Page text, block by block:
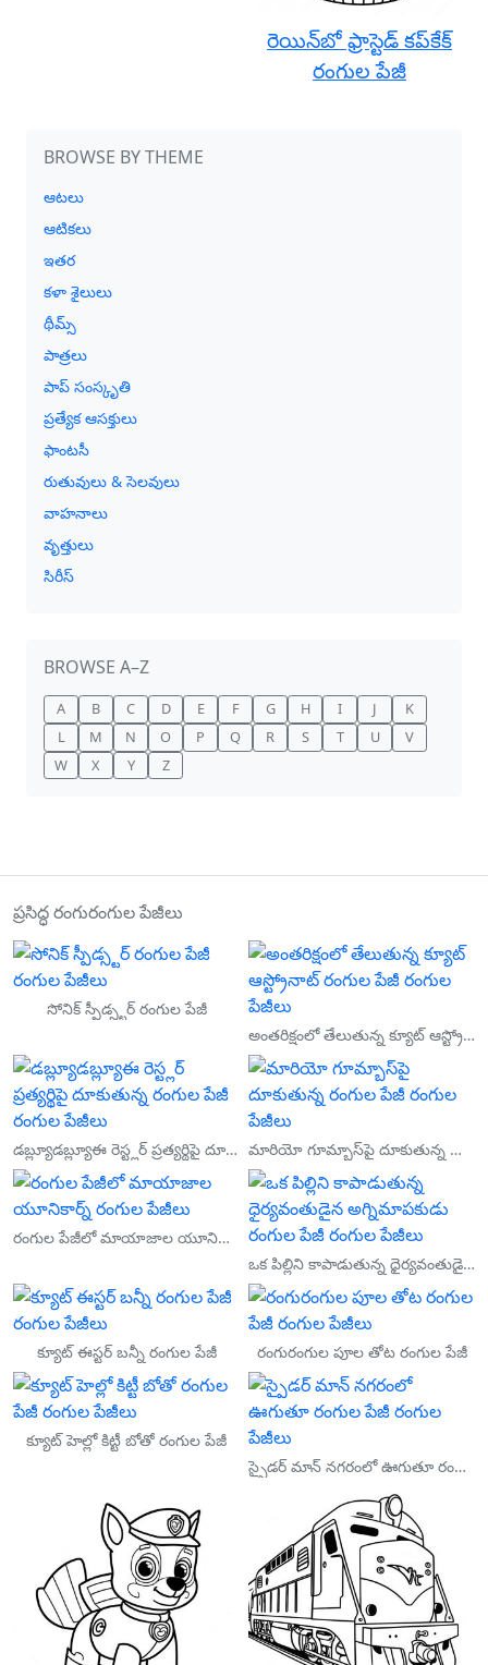
రెయిన్‌బో ఫ్రాస్టెడ్ కప్‌కేక్
రంగుల పేజీ
BROWSE BY THEME
ఆటలు
ఆటికలు
ఇతర
కళా శైలులు
థీమ్స్
పాత్రలు
పాప్ సంస్కృతి
ప్రత్యేక ఆసక్తులు
ఫాంటసీ
రుతువులు & సెలవులు
వాహనాలు
వృత్తులు
సిరీస్
BROWSE A–Z
A B C D E F G H I J
K
L
M N O P Q R S T U
V
W
X Y Z
ప్రసిద్ధ రంగురంగుల పేజీలు
సోనిక్ స్పీడ్స్టర్ రంగుల పేజీ
అంతరిక్షంలో తేలుతున్న క్యూట్ ఆస్ట్రోనాట్ రంగుల పేజీ
డబ్ల్యూడబ్ల్యూఈ రెస్ట్లర్ ప్రత్యర్థిపై దూకుతున్న రంగుల పేజీ మారియో గూమ్బాస్‌పై దూకుతున్న రంగుల పేజీ
రంగుల పేజీలో మాయాజాల యూనికార్న్
ఒక పిల్లిని కాపాడుతున్న ధైర్యవంతుడైన అగ్నిమాపకుడు రంగుల పేజీ
క్యూట్ ఈస్టర్ బన్నీ రంగుల పేజీ రంగురంగుల పూల తోట రంగుల పేజీ
క్యూట్ హెల్లో కిట్టీ బోతో రంగుల పేజీ
స్పైడర్ మాన్ నగరంలో ఊగుతూ రంగుల పేజీ